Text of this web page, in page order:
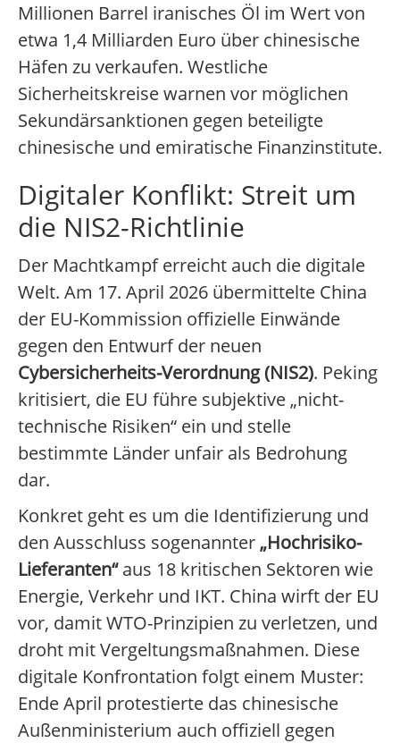
Millionen Barrel iranisches Öl im Wert von
etwa 1,4 Milliarden Euro über chinesische
Häfen zu verkaufen. Westliche
Sicherheitskreise warnen vor möglichen
Sekundärsanktionen gegen beteiligte
chinesische und emiratische Finanzinstitute.
Digitaler Konflikt: Streit um
die NIS2-Richtlinie
Der Machtkampf erreicht auch die digitale
Welt. Am 17. April 2026 übermittelte China
der EU-Kommission offizielle Einwände
gegen den Entwurf der neuen
Cybersicherheits-Verordnung (NIS2). Peking
kritisiert, die EU führe subjektive „nicht-
technische Risiken“ ein und stelle
bestimmte Länder unfair als Bedrohung
dar.
Konkret geht es um die Identifizierung und
den Ausschluss sogenannter „Hochrisiko-
Lieferanten“aus 18 kritischen Sektoren wie
Energie, Verkehr und IKT. China wirft der EU
vor, damit WTO-Prinzipien zu verletzen, und
droht mit Vergeltungsmaßnahmen. Diese
digitale Konfrontation folgt einem Muster:
Ende April protestierte das chinesische
Außenministerium auch offiziell gegen